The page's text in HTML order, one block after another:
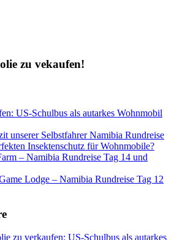
zu vekaufen!
US-Schulbus als autarkes Wohnmobil
unserer Selbstfahrer Namibia Rundreise
Insektenschutz für Wohnmobile?
– Namibia Rundreise Tag 14 und
Lodge – Namibia Rundreise Tag 12
zu verkaufen: US-Schulbus als autarkes